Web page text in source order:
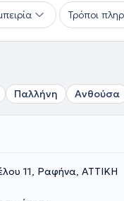
Τρόποι
Παλλήνη Ανθούσα
11, Ραφήνα, ΑΤΤΙΚΗ